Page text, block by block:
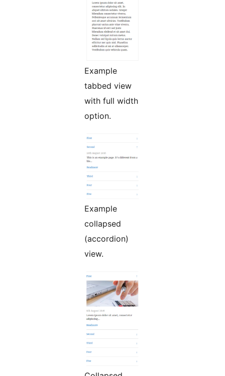
Example
tabbed view
with full width
option.
Example
collapsed
(accordion)
view.